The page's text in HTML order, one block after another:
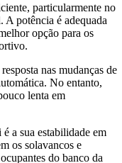
particularmente no
A potência é adequada
opção para os
nas mudanças de
No entanto,
lenta em
a sua estabilidade em
os solavancos e
do banco da